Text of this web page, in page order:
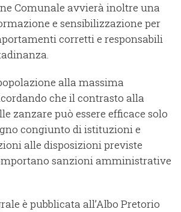
Comunale avvierà inoltre una
e sensibilizzazione per
corretti e responsabili
alla massima
che il contrasto alla
zanzare può essere efficace solo
congiunto di istituzioni e
alle disposizioni previste
sanzioni amministrative
è pubblicata all’Albo Pretorio